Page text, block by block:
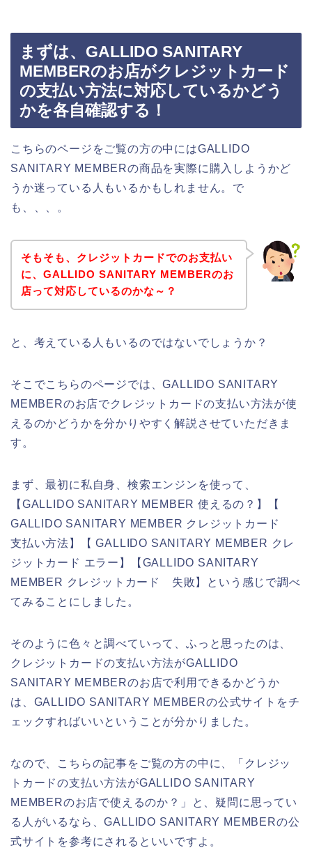
まずは、GALLIDO SANITARY
MEMBERのお店がクレジットカード
の支払い方法に対応しているかどう
かを各自確認する！
こちらのページをご覧の方の中にはGALLIDO
SANITARY MEMBERの商品を実際に購入しようかど
うか迷っている人もいるかもしれません。で
も、、、。
そもそも、クレジットカードでのお支払い
に、GALLIDO SANITARY MEMBERのお
店って対応しているのかな～？
と、考えている人もいるのではないでしょうか？
そこでこちらのページでは、GALLIDO SANITARY
MEMBERのお店でクレジットカードの支払い方法が使
えるのかどうかを分かりやすく解説させていただきま
す。
まず、最初に私自身、検索エンジンを使って、
【GALLIDO SANITARY MEMBER 使えるの？】【
GALLIDO SANITARY MEMBER クレジットカード
支払い方法】【 GALLIDO SANITARY MEMBER クレ
ジットカード エラー】【GALLIDO SANITARY
MEMBER クレジットカード 失敗】という感じで調べ
てみることにしました。
そのように色々と調べていって、ふっと思ったのは、
クレジットカードの支払い方法がGALLIDO
SANITARY MEMBERのお店で利用できるかどうか
は、GALLIDO SANITARY MEMBERの公式サイトをチ
ェックすればいいということが分かりました。
なので、こちらの記事をご覧の方の中に、「クレジッ
トカードの支払い方法がGALLIDO SANITARY
MEMBERのお店で使えるのか？」と、疑問に思ってい
る人がいるなら、GALLIDO SANITARY MEMBERの公
式サイトを参考にされるといいですよ。